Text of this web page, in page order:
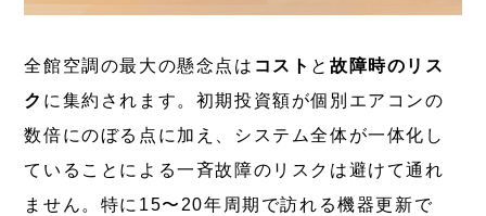
全館空調の最大の懸念点は コスト と故障時のリス
ク に集約されます。初期投資額が個別エアコンの
数倍にのぼる点に加え、システム全体が一体化し
ていることによる一斉故障のリスクは避けて通れ
ません。特に15〜20年周期で訪れる機器更新で